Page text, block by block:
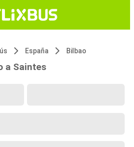
España Bilbao
a Saintes